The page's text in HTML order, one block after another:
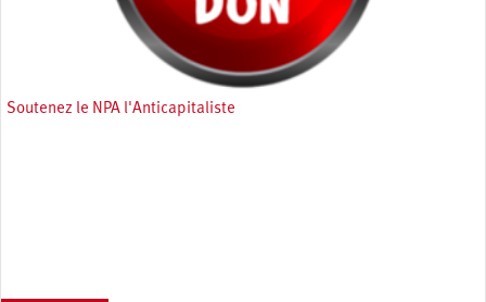
Soutenez le NPA l'Anticapitaliste